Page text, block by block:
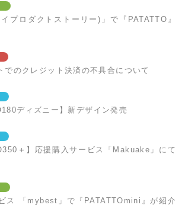
プロダクトストーリー)」で『PATATTO』
でのクレジット決済の不具合について
ディズニー】新デザイン発売
＋】応援購入サービス「Makuake」にて
ス 「mybest」で『PATATTOmini』が紹介